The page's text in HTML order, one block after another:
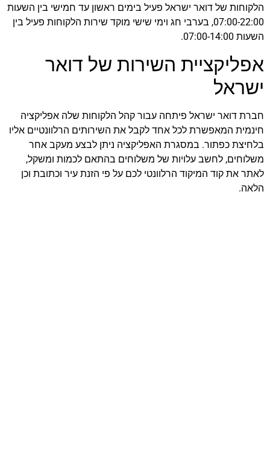
הלקוחות של דואר ישראל פעיל בימים ראשון עד חמישי בין השעות
07:00-22:00, בערבי חג וימי שישי מוקד שירות הלקוחות פעיל בין
השעות 07:00-14:00.
אפליקציית השירות של דואר
ישראל
חברת דואר ישראל פיתחה עבור קהל הלקוחות שלה אפליקציה
חינמית המאפשרת לכל אחד לקבל את השירותים הרלוונטיים אליו
בלחיצת כפתור. במסגרת האפליקציה ניתן לבצע מעקב אחר
משלוחים, לחשב עלויות של משלוחים בהתאם לכמות ומשקל,
לאתר את קוד המיקוד הרלוונטי לכם על פי הזנת עיר וכתובת וכן
הלאה.